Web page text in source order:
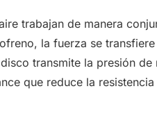
trabajan de manera
la fuerza se
transmite la presión
que reduce la